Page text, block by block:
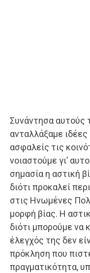
Συνάντησα αυτούς
ανταλλάξαμε
ασφαλείς τις
νοιαστούμε γι’
σημασία η αστική
διότι προκαλεί
στις Ηνωμένες
μορφή βίας. Η
διότι μπορούμε να
έλεγχός της δεν
πρόκληση που
πραγματικότητα,